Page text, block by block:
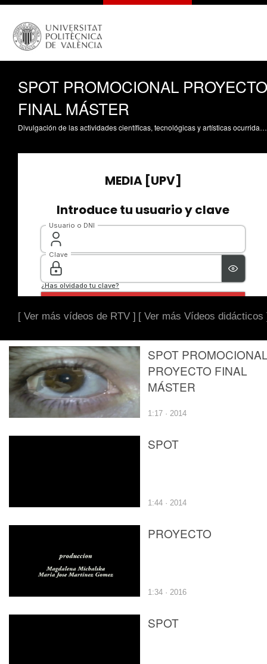
SPOT PROMOCIONAL PROYECTO
FINAL MÁSTER
Divulgación de las actividades científicas, tecnológicas y artísticas ocurridas en los tres campus de la UPV
[ Ver más vídeos de RTV ] [ Ver más Vídeos didácticos
SPOT
PROYECTO FINAL
MÁSTER
1:17 · 2014
SPOT
1:44 · 2014
PROYECTO
1:34 · 2016
SPOT